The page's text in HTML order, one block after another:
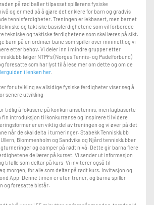
Rabatt på kurs og tilgang til gratis utebaner om
pris fra august : 650,-
(tennisskolemedlemskap som gir rabatt på baneleie i
voksen må delta aktivt sammen med barnet på timen.
er påkrevd for både barn og voksne.
ut i midten av september, etter de første
prøvd seg. Kursavgift betales deretter i sin helhet selv
klubbens hjemmeside:
på rød ball er tilpasset spillerens fysiske
og er med på å gjøre det enklere for barn og gradvis
tennisferdigheter. Treningen er lekbasert, men barnet
og taktiske basisferdighetene som vil forberede
tekniske og taktiske ferdighetene som skal læres på sikt.
barn på en ordinær bane som spiller over mininett og vi
etter behov. Vi deler inn i mindre grupper etter
følger NTPFs (Norges Tennis- og Padelforbund)
foresatte som har lyst til å lese mer om dette og om de
i lenken her.
for utvikling av allsidige fysiske ferdigheter viser seg å
senere utvikling.
tidlig å fokusere på konkurransetennis, men lagbaserte
introduksjon til konkurranse og inspirere til videre
er en viktig del av treningen og vi øver på det
når de skal delta i turneringer. Stabekk Tennisklubb
Blommenholm og Sandvika og Njård tennisklubber
og camper på rødt nivå. Dette gir barna flere
de lærer på kurset. Vi sender ut informasjon
til alle som deltar på kurs. Vi inviterer også til
morgen, for alle som deltar på rødt kurs. Invitasjon og
App. Denne timen er uten trener, og barna spiller
og foresatte bistår.